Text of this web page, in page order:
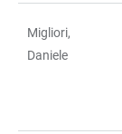
Migliori,
Daniele